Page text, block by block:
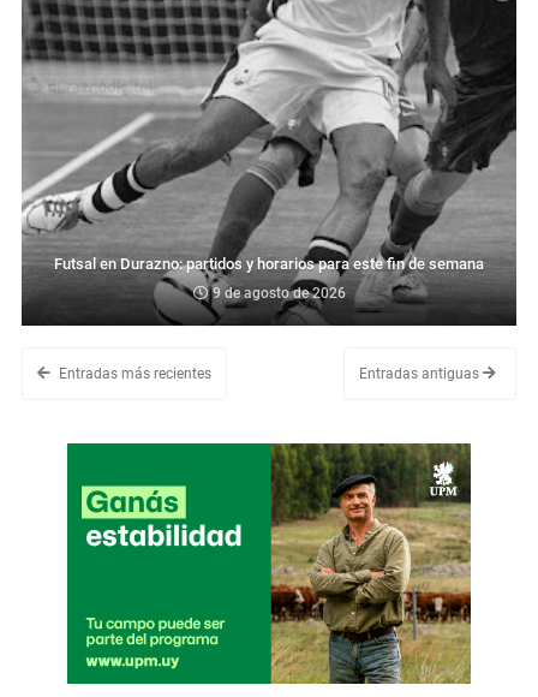
Futsal en Durazno: partidos y horarios para este fin de semana
9 de agosto de 2026
Entradas más recientes Entradas antiguas